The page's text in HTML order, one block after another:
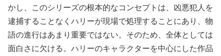
かし、このシリーズの根本的なコンセプトは、凶悪犯人を
逮捕することなくハリーが現場で処理することにあり、物
語の進行はあまり重要ではない。そのため、全体としては
面白さに欠ける。ハリーのキャラクターを中心にした作品